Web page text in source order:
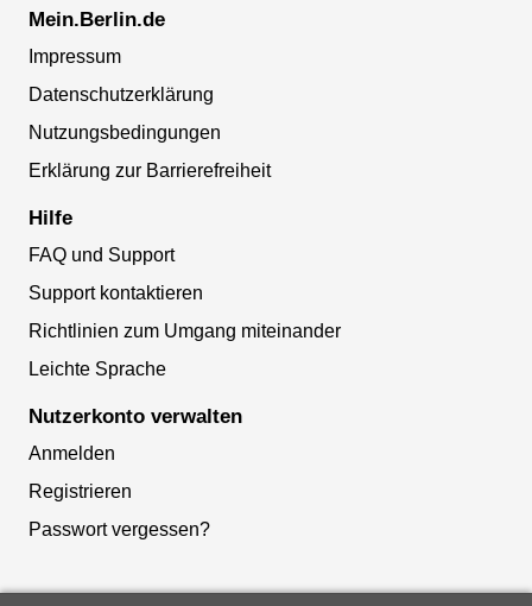
Mein.Berlin.de
Impressum
Datenschutzerklärung
Nutzungsbedingungen
Erklärung zur Barrierefreiheit
Hilfe
FAQ und Support
Support kontaktieren
Richtlinien zum Umgang miteinander
Leichte Sprache
Nutzerkonto verwalten
Anmelden
Registrieren
Passwort vergessen?